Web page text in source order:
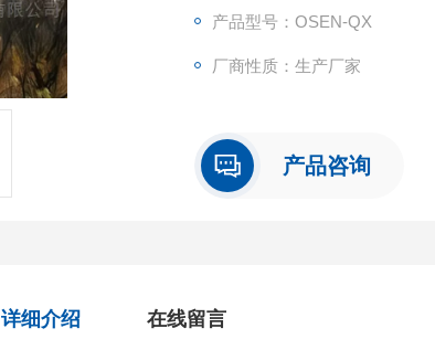
产品型号：OSEN-QX
厂商性质：生产厂家
产品咨询
详细介绍 在线留言